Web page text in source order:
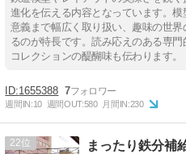
進化を伝える内容となっています。
意義まで幅広く取り扱い、趣味の世
るのが特長です。読み応えのある専
コレクションの醍醐味も伝わります。
1655388 7
週間IN:10 週間OUT:580 月間IN:230
22 まったり鉄分補